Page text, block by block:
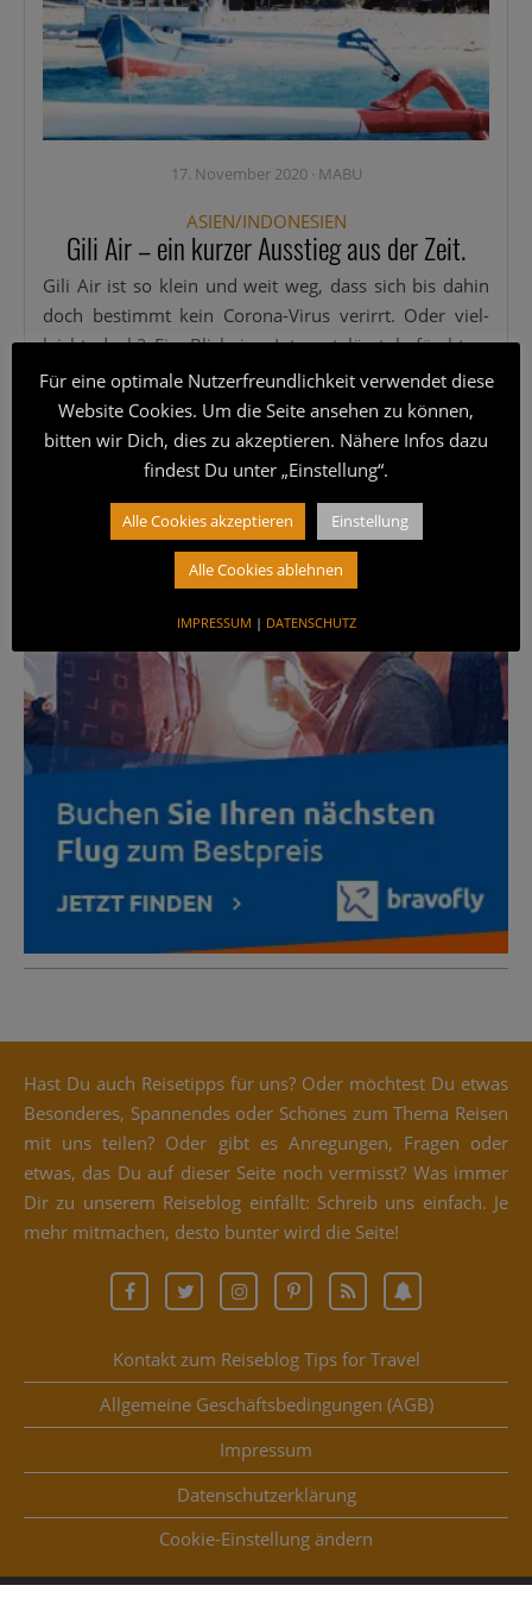
17. November 2020· MABU
ASIEN/INDONESIEN
Gili Air – ein kurzer Ausstieg aus der Zeit.
Gili Air ist so klein und weit weg, dass sich bis dahin
doch bestimmt kein Coro­­na-Virus ver­irrt. Oder viel­
leicht doch? Ein Blick ins Inter­net lässt befürch­ten,
dass selbst die win­zigs­ten Fleck­chen Erde auf die­sem
Pla­ne­ten[...]
Wei­ter­le­sen
ANZEIGE
Hast Du auch Rei­se­tipps für uns? Oder möch­test Du etwas
Beson­de­res, Span­nen­des oder Schö­nes zum The­ma Rei­sen
mit uns tei­len? Oder gibt es Anre­gun­gen, Fra­gen oder
etwas, das Du auf die­ser Sei­te noch ver­misst? Was immer
Dir zu unse­rem Rei­se­blog ein­fällt: Schreib uns ein­fach. Je
mehr mit­ma­chen, des­to bun­ter wird die Seite!
Kontakt zum Reiseblog Tips for Travel
Allgemeine Geschäftsbedingungen (AGB)
Impressum
Datenschutzerklärung
Coo­kie-Ein­stel­lung ändern
Für eine optimale Nutzerfreundlichkeit verwendet diese
Website Cookies. Um die Seite ansehen zu können,
bitten wir Dich, dies zu akzeptieren. Nähere Infos dazu
findest Du unter „Einstellung“.
Alle Cookies akzeptieren Einstellung
Alle Cookies ablehnen
IMPRESSUM | DATENSCHUTZ